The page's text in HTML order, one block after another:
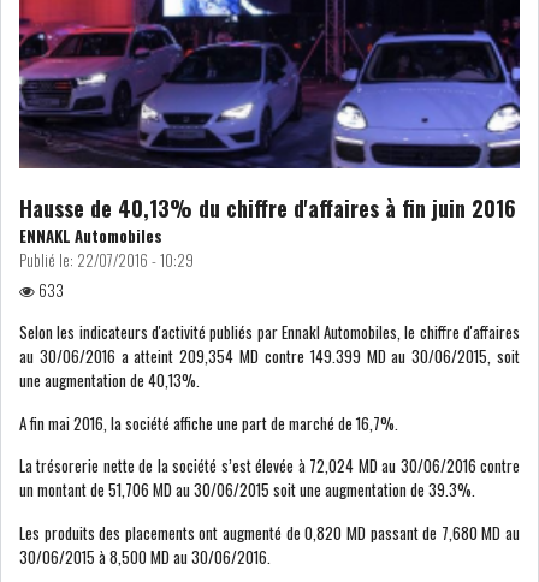
LIBYE MAURITANIE
MAURITANIE : MATTEL LANCE
ATTIJARIWAFA BANK : LA
HAUSSE DES BÉNÉFI...
APRÈS LA SÉCHERESSE, LE
MAGHREB VA VERS...
TRANSITION VERTE AU
MAGHREB : ENTRE OPPO...
Hausse de 40,13% du chiffre d'affaires à fin juin 2016
ENNAKL Automobiles
Publié le: 22/07/2016 - 10:29
633
Selon les indicateurs d'activité publiés par Ennakl Automobiles, le chiffre d'affaires
au 30/06/2016 a atteint 209,354 MD contre 149.399 MD au 30/06/2015, soit
une augmentation de 40,13%.
A fin mai 2016, la société affiche une part de marché de 16,7%.
La trésorerie nette de la société s’est élevée à 72,024 MD au 30/06/2016 contre
un montant de 51,706 MD au 30/06/2015 soit une augmentation de 39.3%.
Les produits des placements ont augmenté de 0,820 MD passant de 7,680 MD au
30/06/2015 à 8,500 MD au 30/06/2016.